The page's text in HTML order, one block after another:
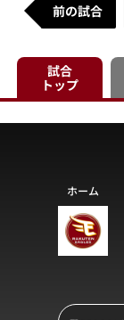
前の試合
試合
トップ
ホーム